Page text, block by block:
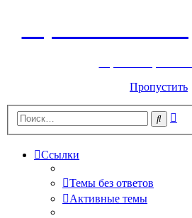
Пропустить
Поиск
Ссылки
Темы без ответов
Активные темы